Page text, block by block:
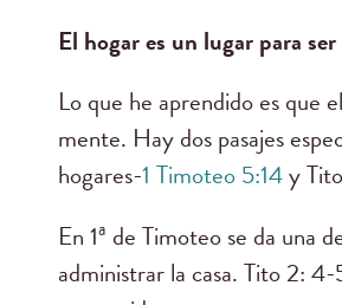
El hogar es un lugar para
Lo que he aprendido es que
mente. Hay dos pasajes
hogares-1 Timoteo 5:14y
En 1ª de Timoteo se da una
administrar la casa. Tito 2: